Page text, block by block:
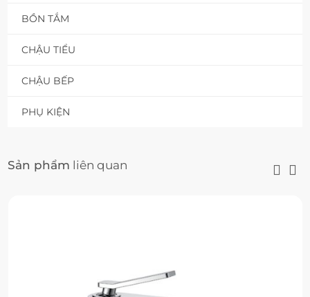
BỒN TẮM
CHẬU TIỂU
CHẬU BẾP
PHỤ KIỆN
Sản phẩm liên quan